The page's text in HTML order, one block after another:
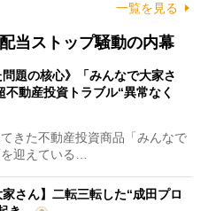
一覧を見る
当ストップ騒動の内幕
問題の核心》「みんなで大家さ
不動産投資トラブル“異常なく
きた不動産投資商品「みんなで
迎えている…
さん】二転三転した“成田プロ